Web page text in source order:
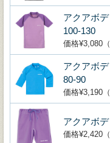
アクアボ
100-130
価格¥3,080（
アクアボ
80-90
価格¥3,190（
アクアボ
価格¥2,420（